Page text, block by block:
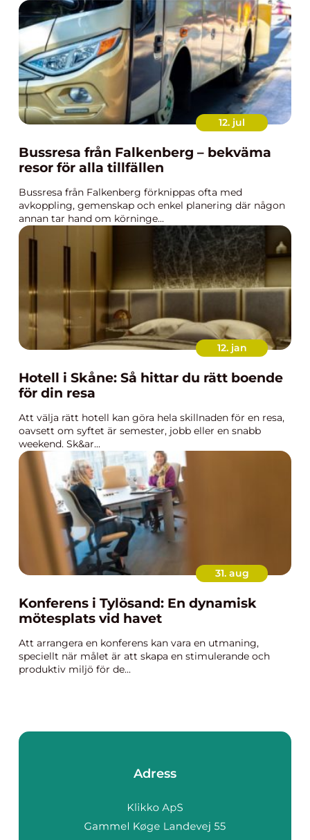
12. jul
Bussresa från Falkenberg – bekväma
resor för alla tillfällen
Bussresa från Falkenberg förknippas ofta med
avkoppling, gemenskap och enkel planering där någon
annan tar hand om körninge...
12. jan
Hotell i Skåne: Så hittar du rätt boende
för din resa
Att välja rätt hotell kan göra hela skillnaden för en resa,
oavsett om syftet är semester, jobb eller en snabb
weekend. Sk&ar...
31. aug
Konferens i Tylösand: En dynamisk
mötesplats vid havet
Att arrangera en konferens kan vara en utmaning,
speciellt när målet är att skapa en stimulerande och
produktiv miljö för de...
Adress